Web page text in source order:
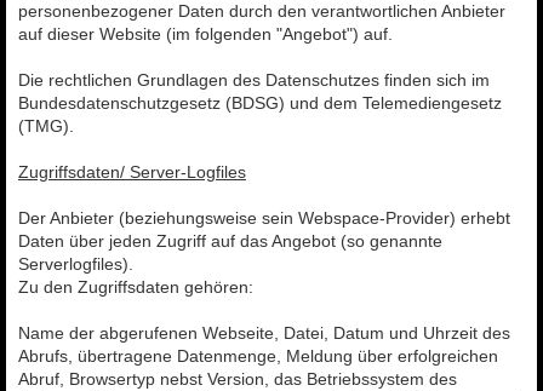
personenbezogener Daten durch den verantwortlichen Anbieter
auf dieser Website (im folgenden "Angebot") auf.
Die rechtlichen Grundlagen des Datenschutzes finden sich im
Bundesdatenschutzgesetz (BDSG) und dem Telemediengesetz
(TMG).
Zugriffsdaten/ Server-Logfiles
Der Anbieter (beziehungsweise sein Webspace-Provider) erhebt
Daten über jeden Zugriff auf das Angebot (so genannte
Serverlogfiles).
Zu den Zugriffsdaten gehören:
Name der abgerufenen Webseite, Datei, Datum und Uhrzeit des
Abrufs, übertragene Datenmenge, Meldung über erfolgreichen
Abruf, Browsertyp nebst Version, das Betriebssystem des